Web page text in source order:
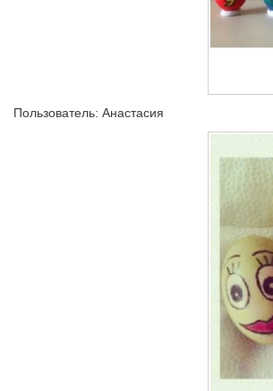
Пользователь: Анастасия